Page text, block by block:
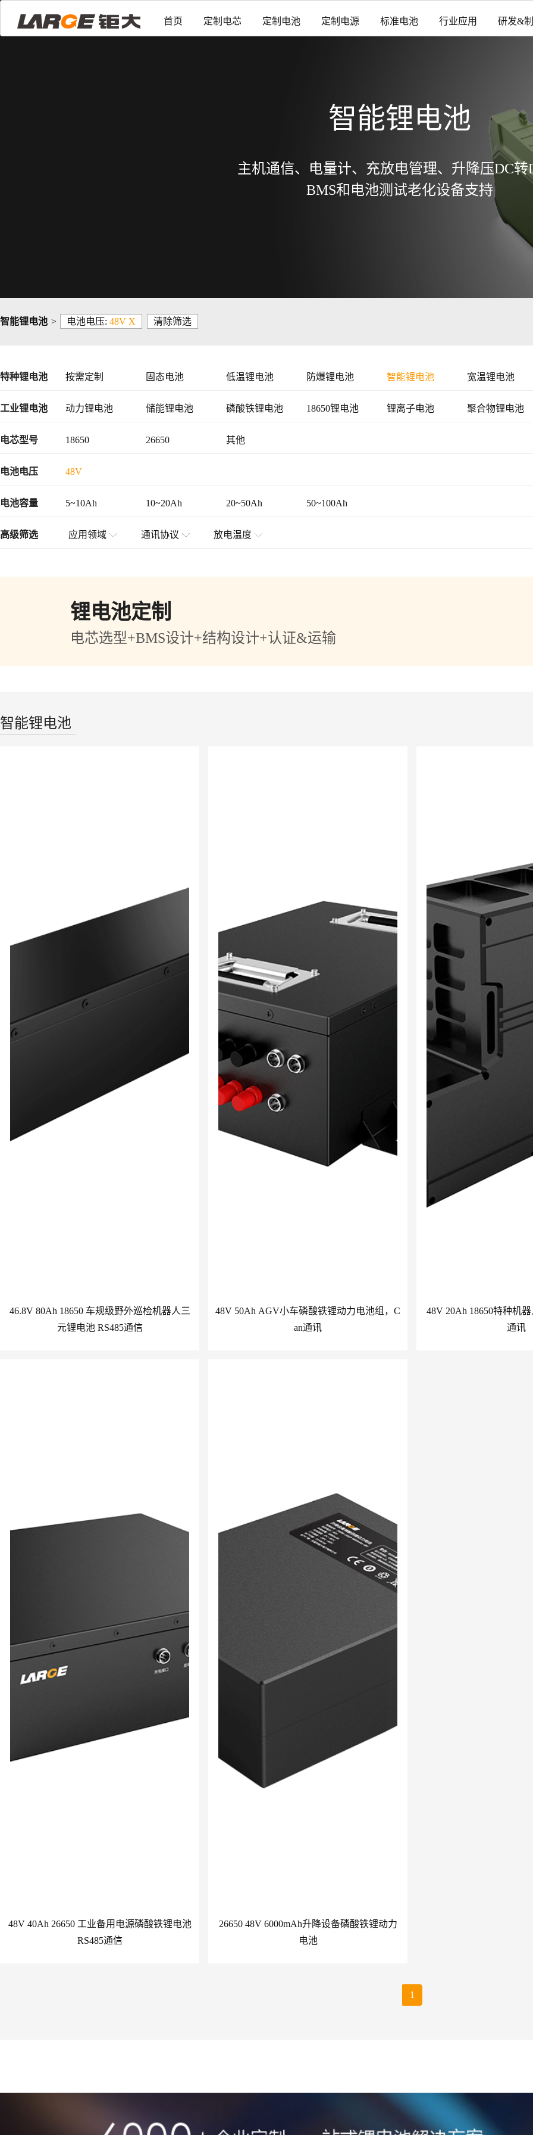
首页 定制电芯 定制电池 定制电源 标准电池 行业应用 研发&
智能锂电池
主机通信、电量计、充放电管理、升降压DC转
BMS和电池测试老化设备支持
智能锂电池 > 电池电压: 48V X 清除筛选
特种锂电池 按需定制 固态电池 低温锂电池 防爆锂电池 智能锂电池 宽温锂电池
工业锂电池 动力锂电池 储能锂电池 磷酸铁锂电池 18650锂电池 锂离子电池 聚合物锂电池
48V锂电池
电芯型号 18650 26650 其他
电池电压 48V
电池容量 5~10Ah 10~20Ah 20~50Ah 50~100Ah
高级筛选 应用领域 通讯协议 放电温度
锂电池定制
电芯选型+BMS设计+结构设计+认证&运输
智能锂电池
46.8V 80Ah 18650 车规级野外巡检机器人三
元锂电池 RS485通信
48V 50Ah AGV小车磷酸铁锂动力电池组，C
an通讯
48V 20Ah 18650特种机
通讯
48V 40Ah 26650 工业备用电源磷酸铁锂电池
RS485通信
26650 48V 6000mAh升降设备磷酸铁锂动力
电池
1